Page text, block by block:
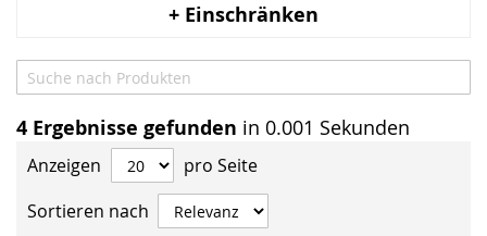
+ Einschränken
4 Ergebnisse gefunden in 0.001 Sekunden
Anzeigen
pro Seite
Sortieren nach